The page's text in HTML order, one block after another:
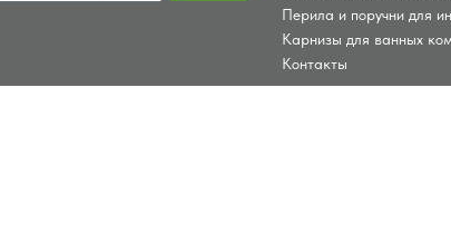
Перила и поручни для
Карнизы для ванных
Контакты